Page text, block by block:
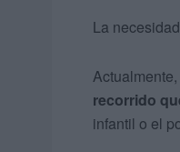
La
recorrido
infantil o el